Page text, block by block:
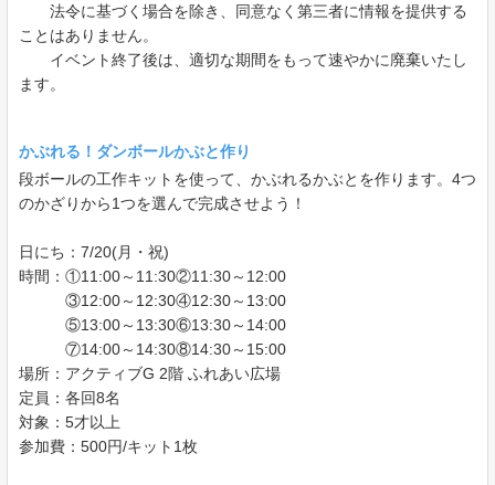
法令に基づく場合を除き、同意なく第三者に情報を提供する
ことはありません。
イベント終了後は、適切な期間をもって速やかに廃棄いたし
ます。
かぶれる！ダンボールかぶと作り
段ボールの工作キットを使って、かぶれるかぶとを作ります。4つ
のかざりから1つを選んで完成させよう！
日にち：7/20(月・祝)
時間：①11:00～11:30②11:30～12:00
③12:00～12:30④12:30～13:00
⑤13:00～13:30⑥13:30～14:00
⑦14:00～14:30⑧14:30～15:00
場所：アクティブG 2階 ふれあい広場
定員：各回8名
対象：5才以上
参加費：500円/キット1枚